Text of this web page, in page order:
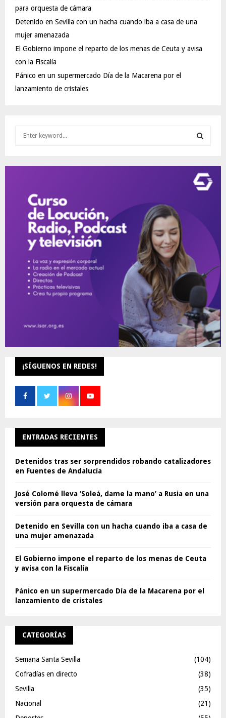
para orquesta de cámara
Detenido en Sevilla con un hacha cuando iba a casa de una
mujer amenazada
El Gobierno impone el reparto de los menas de Ceuta y avisa
con la Fiscalía
Pánico en un supermercado Día de la Macarena por el
lanzamiento de cristales
E
¡SÍGUENOS EN REDES!
ENTRADAS RECIENTES
Detenidos tras ser sorprendidos robando catalizadores
en Fuentes de Andalucía
José Colomé lleva ‘Soleá, dame la mano’ a Rusia en una
versión para orquesta de cámara
Detenido en Sevilla con un hacha cuando iba a casa de
una mujer amenazada
El Gobierno impone el reparto de los menas de Ceuta
y avisa con la Fiscalía
Pánico en un supermercado Día de la Macarena por el
lanzamiento de cristales
CATEGORÍAS
Semana Santa Sevilla
(104)
Cofradías en directo
(38)
Sevilla
(35)
Nacional
(21)